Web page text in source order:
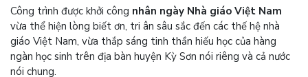
Công trình được khởi công nhân ngày Nhà giáo Việt Nam
vừa thể hiện lòng biết ơn, tri ân sâu sắc đến các thế hệ nhà
giáo Việt Nam, vừa thắp sáng tinh thần hiếu học của hàng
ngàn học sinh trên địa bàn huyện Kỳ Sơn nói riêng và cả nước
nói chung.